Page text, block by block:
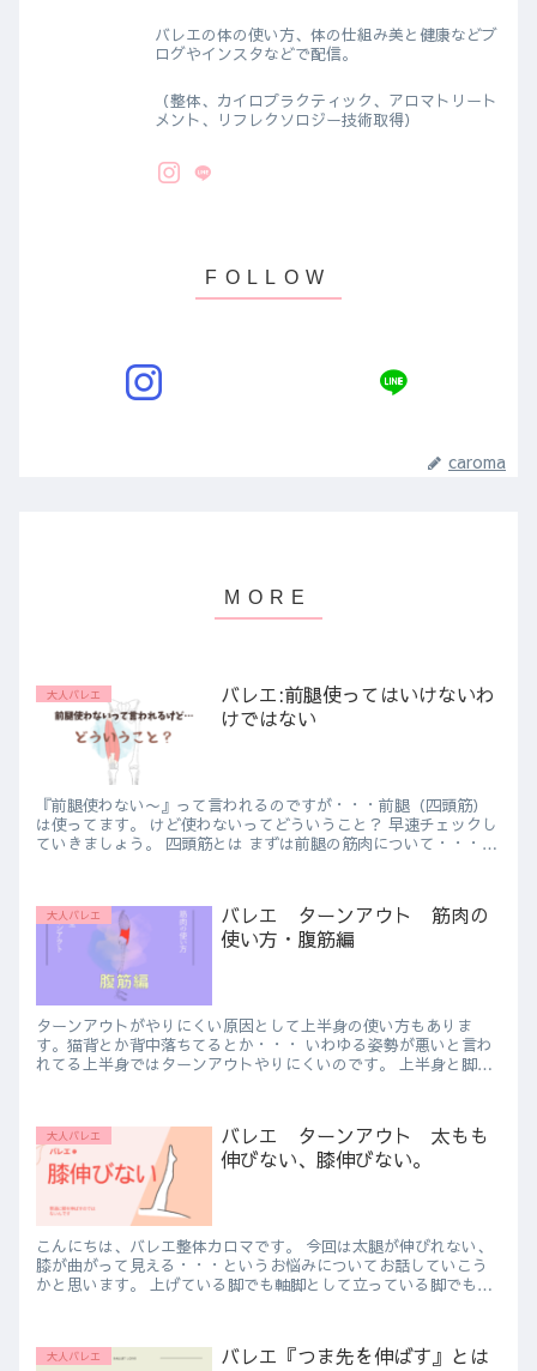
バレエの体の使い方、体の仕組み美と健康などブ
ログやインスタなどで配信。
（整体、カイロプラクティック、アロマトリート
メント、リフレクソロジー技術取得）
caroma
大人バレエ
バレエ:前腿使ってはいけないわ
けではない
『前腿使わない〜』って言われるのですが・・・前腿（四頭筋）
は使ってます。 けど使わないってどういうこと？ 早速チェックし
ていきましょう。 四頭筋とは まずは前腿の筋肉について・・・
大人バレエ
バレエ ターンアウト 筋肉の
使い方・腹筋編
ターンアウトがやりにくい原因として上半身の使い方もありま
す。猫背とか背中落ちてるとか・・・ いわゆる姿勢が悪いと言わ
れてる上半身ではターンアウトやりにくいのです。 上半身と脚な
大人バレエ
バレエ ターンアウト 太もも
伸びない、膝伸びない。
こんにちは、バレエ整体カロマです。 今回は太腿が伸びれない、
膝が曲がって見える・・・というお悩みについてお話していこう
かと思います。 上げている脚でも軸脚として立っている脚でも、
大人バレエ バレエ『つま先を伸ばす』とは